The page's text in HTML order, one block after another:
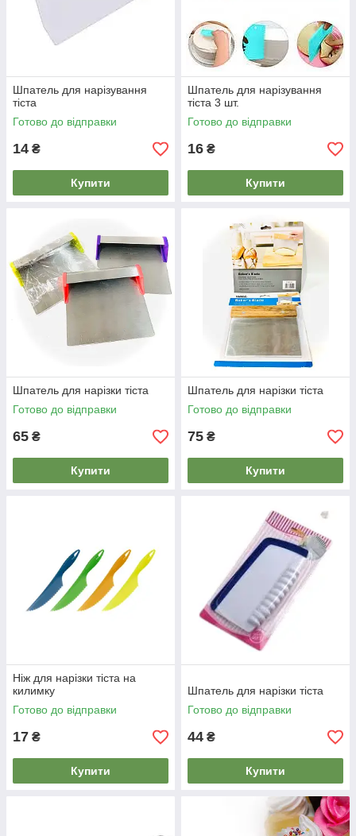
Шпатель для нарізування
тіста
Готово до відправки
14 ₴
Купити
Шпатель для нарізування
тіста 3 шт.
Готово до відправки
16 ₴
Купити
Шпатель для нарізки тіста
Готово до відправки
65 ₴
Купити
Шпатель для нарізки тіста
Готово до відправки
75 ₴
Купити
Ніж для нарізки тіста на
килимку
Готово до відправки
17 ₴
Купити
Шпатель для нарізки тіста
Готово до відправки
44 ₴
Купити